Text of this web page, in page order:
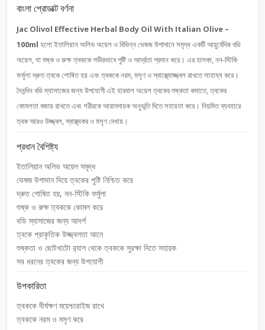
বাংলা প্রোডাক্ট বর্ণনা
Jac Olivol Effective Herbal Body Oil With Italian Olive –
100ml হলো ইতালিয়ান অলিভ অয়েল ও বিভিন্ন ভেষজ উপাদানে সমৃদ্ধ একটি আয়ুর্বেদিক বডি
অয়েল, যা শুষ্ক ও রুক্ষ ত্বককে গভীরভাবে পুষ্টি ও আর্দ্রতা প্রদান করে। এর হালকা, নন-স্টিকি
ফর্মুলা দ্রুত ত্বকে শোষিত হয় এবং ত্বককে নরম, মসৃণ ও স্বাস্থ্যোজ্জ্বল রাখতে সাহায্য করে।
দৈনন্দিন বডি ম্যাসাজের জন্য উপযোগী এই হারবাল অয়েল ত্বকের শুষ্কতা কমাতে, ত্বকের
কোমলতা বজায় রাখতে এবং শরীরকে আরামদায়ক অনুভূতি দিতে সহায়তা করে। নিয়মিত ব্যবহারে
ত্বক আরও উজ্জ্বল, স্বাস্থ্যকর ও মসৃণ দেখায়।
প্রধান বৈশিষ্ট্য
ইতালিয়ান অলিভ অয়েল সমৃদ্ধ
ভেষজ উপাদান দিয়ে ত্বকের পুষ্টি নিশ্চিত করে
দ্রুত শোষিত হয়, নন-স্টিকি ফর্মুলা
শুষ্ক ও রুক্ষ ত্বককে কোমল করে
বডি ম্যাসাজের জন্য আদর্শ
ত্বকে প্রাকৃতিক উজ্জ্বলতা আনে
শুষ্কতা ও ছোটখাটো র‍্যাশ থেকে ত্বককে সুরক্ষা দিতে সহায়ক
সব ধরনের ত্বকের জন্য উপযোগী
উপকারিতা
ত্বককে দীর্ঘক্ষণ ময়েশ্চারাইজ রাখে
ত্বককে নরম ও মসৃণ করে